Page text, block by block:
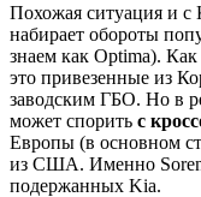
Похожая ситуация и с
набирает обороты
знаем как Optima). Как
это привезенные из
заводским ГБО. Но в
может спорить с
Европы (в основном
из США. Именно
подержанных Kia.